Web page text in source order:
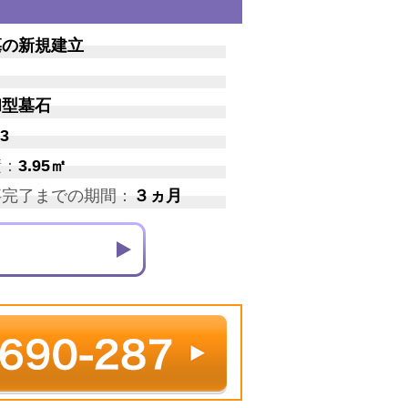
新規建立
墓石
3.95㎡
了までの期間： ３ヵ月